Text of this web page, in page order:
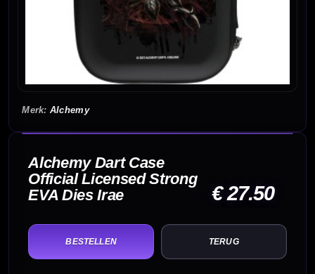
Alchemy
Alchemy Dart Case
Official Licensed Strong
EVA Dies Irae
€ 27.50
TERUG